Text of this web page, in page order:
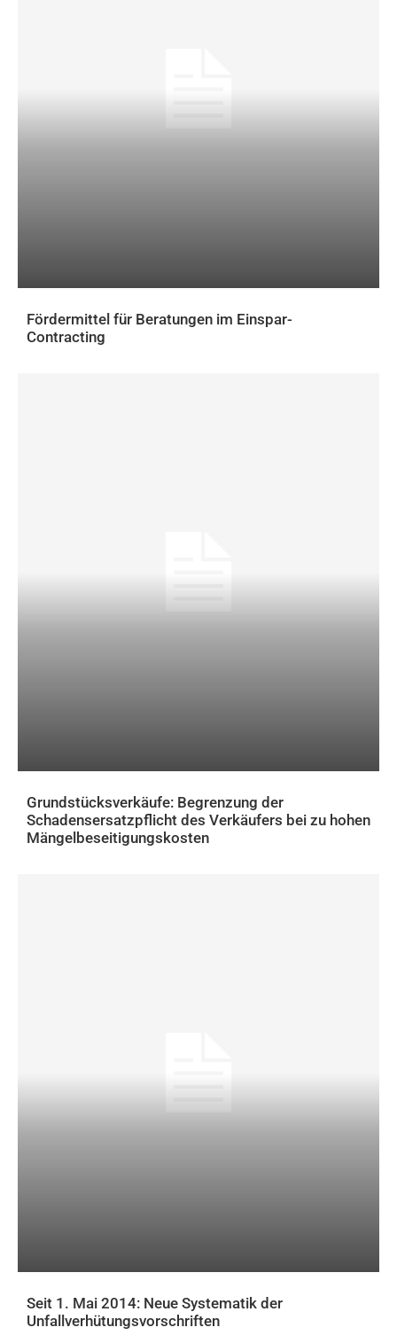
Fördermittel für Beratungen im Einspar-
Contracting
Grundstücksverkäufe: Begrenzung der
Schadensersatzpflicht des Verkäufers bei zu hohen
Mängelbeseitigungskosten
Seit 1. Mai 2014: Neue Systematik der
Unfallverhütungsvorschriften